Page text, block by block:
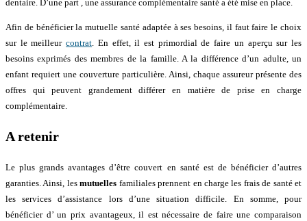
dentaire. D’une part , une assurance complémentaire santé a été mise en place.
Afin de bénéficier la mutuelle santé adaptée à ses besoins, il faut faire le choix
sur le meilleurcontrat . En effet, il est primordial de faire un aperçu sur les
besoins exprimés des membres de la famille. A la différence d’un adulte, un
enfant requiert une couverture particulière. Ainsi, chaque assureur présente des
offres qui peuvent grandement différer en matière de prise en charge
complémentaire.
A retenir
Le plus grands avantages d’être couvert en santé est de bénéficier d’autres
garanties. Ainsi, lesmutuelles familiales prennent en charge les frais de santé et
les services d’assistance lors d’une situation difficile. En somme, pour
bénéficier d’ un prix avantageux, il est nécessaire de faire une comparaison